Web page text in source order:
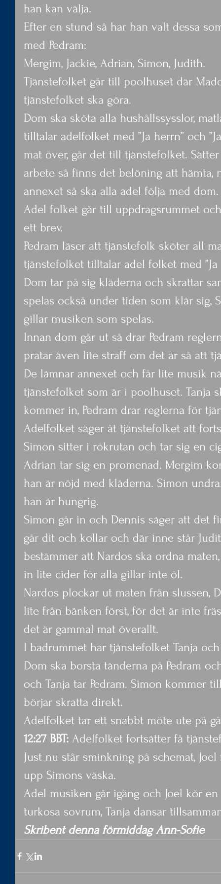
han kan välja.
Efter en stund så har han valt dessa
med Pedram:
Mergim, Jackie, Adrian, Simon, Judith.
Tjänstefolket går till poolhuset där
tjänstefolket ska göra.
Dom ska sköta alla hushållssysslor,
tilltalar adelfolket med ”Ja herrn” och
mat över, går det till tjänstefolket.
arbete så finns det belöning att hämta,
annexet så ska alla adel följa med dom.
Adel folket går till uppdragsrummet
ett brev.
Pedram läser att tjänstefolk sköter all
tjänstefolket tilltalar adel folket med ”Ja
Dom tar på sig kläderna och skrattar
spelas också under tiden som klär sig,
gillar musiken som spelas.
Innan dom går ut så drar Pedram
pratar även lite straff om det är så att
De lämnar annexet och får lite musik
tjänstefolket som är i poolhuset. Tanja
kommer in, Pedram drar reglerna för
Adelfolket säger åt tjänstefolket att
Simon sitter i rökrutan och tar sig en
Adrian tar sig en promenad. Mergim
han är nöjd med kläderna. Simon
han är hungrig.
Simon går in och Dennis säger att det
går dit och kollar och där inne står
bestämmer att Nardos ska ordna
in lite cider för alla gillar inte öl.
Nardos plockar ut maten från slussen,
lite från bänken först, för det är inte
det är gammal mat överallt.
I badrummet har tjänstefolket Tanja
Dom ska borsta tänderna på Pedram
och Tanja tar Pedram. Simon kommer
börjar skratta direkt.
Adelfolket tar ett snabbt möte ute på
12:27 BBT: Adelfolket fortsätter få
Just nu står sminkning på schemat,
upp Simons väska.
Adel musiken går igång och Joel kör
turkosa sovrum, Tanja dansar
Skribent denna förmiddag Ann-Sofie